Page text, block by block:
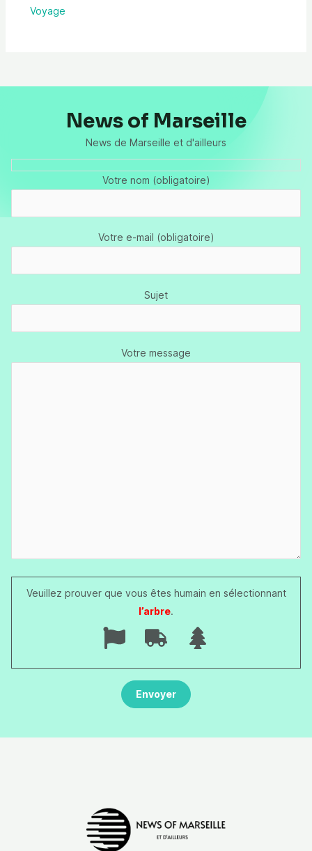
Voyage
News of Marseille
News de Marseille et d'ailleurs
Votre nom (obligatoire)
Votre e-mail (obligatoire)
Sujet
Votre message
Veuillez prouver que vous êtes humain en sélectionnant
l’arbre.